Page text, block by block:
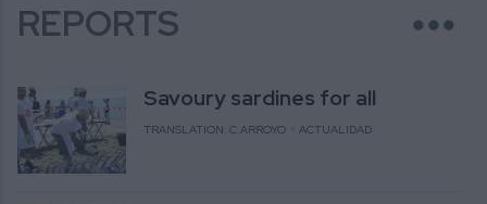
REPORTS more_horiz
Savoury sardines for all
TRANSLATION: C.ARROYO ACTUALIDAD